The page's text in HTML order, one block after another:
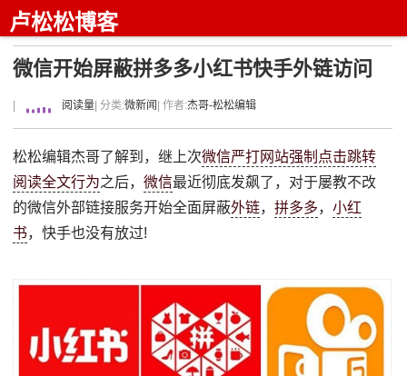
卢松松博客
微信开始屏蔽拼多多小红书快手外链访问
阅读量 | 分类:微新闻 | 作者:杰哥-松松编辑
松松编辑杰哥了解到，继上次微信严打网站强制点击跳转
阅读全文行为之后，微信最近彻底发飙了，对于屡教不改
的微信外部链接服务开始全面屏蔽外链，拼多多，小红
书，快手也没有放过!